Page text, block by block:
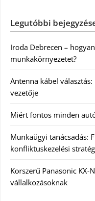
Legutóbbi
Iroda Debrecen –
munkakörnyezetet?
Antenna kábel
vezetője
Miért fontos minden
Munkaügyi tanácsadás:
konfliktuskezelési
Korszerű Panasonic KX-
vállalkozásoknak